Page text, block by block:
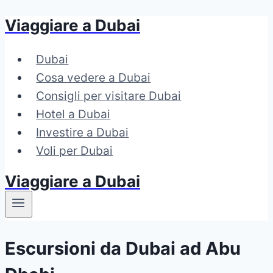
Salta
contenuto
Viaggiare a Dubai
Dubai
Cosa vedere a Dubai
Consigli per visitare Dubai
Hotel a Dubai
Investire a Dubai
Voli per Dubai
Viaggiare a Dubai
Escursioni da Dubai ad Abu